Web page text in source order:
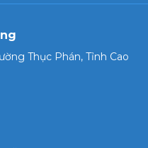
Thục Phán, Tỉnh Cao